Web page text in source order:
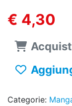
€ 4,30
Categorie: